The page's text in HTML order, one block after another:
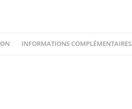
INFORMATIONS COMPLÉMENTAIRES